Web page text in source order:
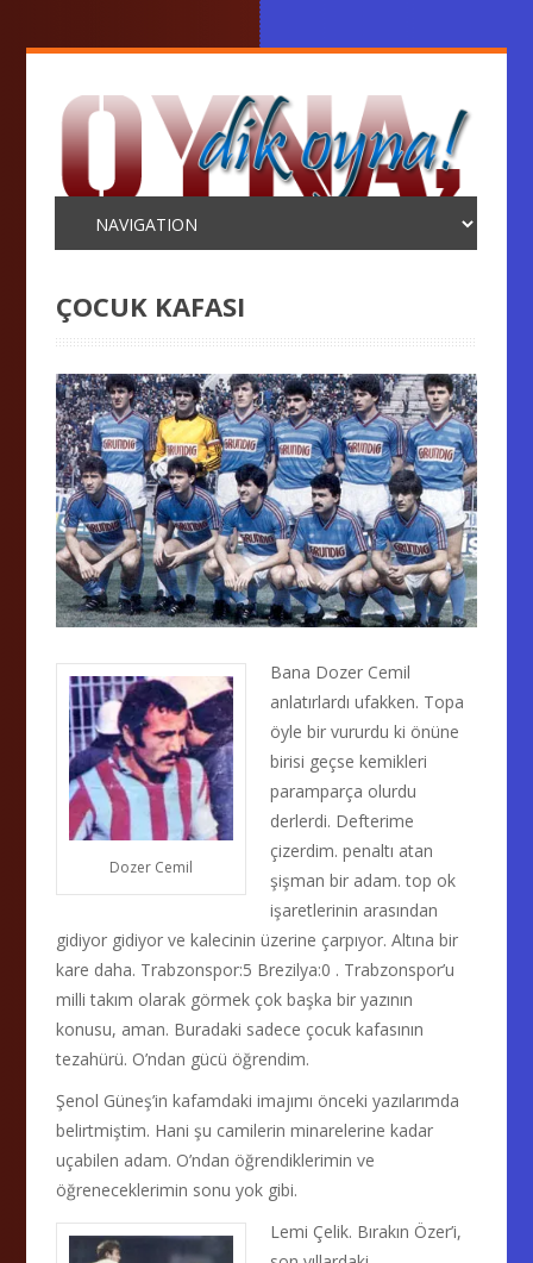
ÇOCUK KAFASI
Dozer Cemil
Bana Dozer Cemil
anlatırlardı ufakken. Topa
öyle bir vururdu ki önüne
birisi geçse kemikleri
paramparça olurdu
derlerdi. Defterime
çizerdim. penaltı atan
şişman bir adam. top ok
işaretlerinin arasından
gidiyor gidiyor ve kalecinin üzerine çarpıyor. Altına bir
kare daha. Trabzonspor:5 Brezilya:0 . Trabzonspor’u
milli takım olarak görmek çok başka bir yazının
konusu, aman. Buradaki sadece çocuk kafasının
tezahürü. O’ndan gücü öğrendim.
Şenol Güneş’in kafamdaki imajımı önceki yazılarımda
belirtmiştim. Hani şu camilerin minarelerine kadar
uçabilen adam. O’ndan öğrendiklerimin ve
öğreneceklerimin sonu yok gibi.
Lemi Çelik. Bırakın Özer’i,